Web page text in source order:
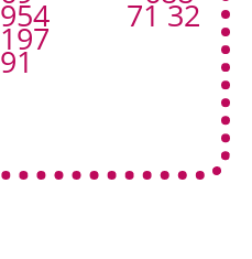
954
197
91
71 32